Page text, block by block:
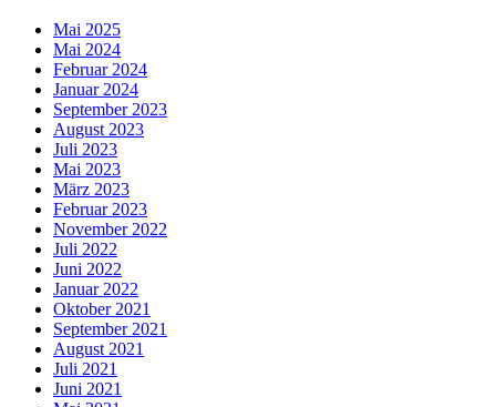
Mai 2025
Mai 2024
Februar 2024
Januar 2024
September 2023
August 2023
Juli 2023
Mai 2023
März 2023
Februar 2023
November 2022
Juli 2022
Juni 2022
Januar 2022
Oktober 2021
September 2021
August 2021
Juli 2021
Juni 2021